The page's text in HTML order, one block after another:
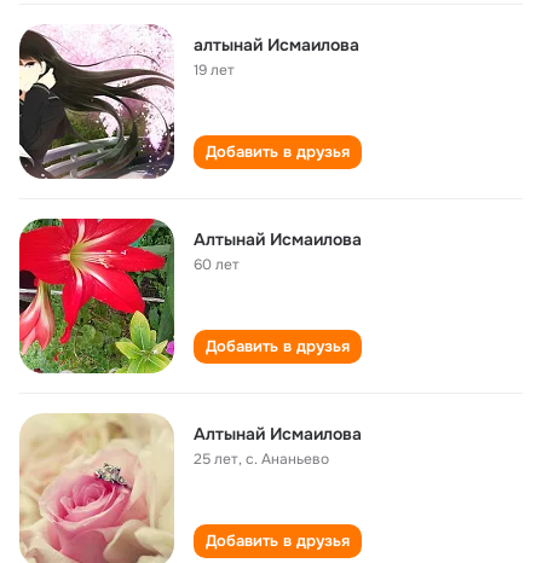
алтынай Исмаилова
19 лет
Добавить в друзья
Алтынай Исмаилова
60 лет
Добавить в друзья
Алтынай Исмаилова
25 лет,с. Ананьево
Добавить в друзья